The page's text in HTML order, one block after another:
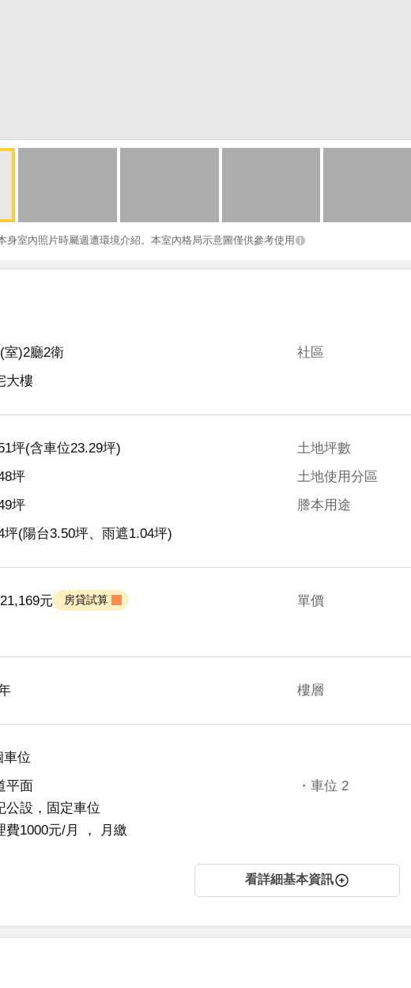
身室內照片時屬週遭環境介紹。本室內格局示意圖僅供參考使用
室)2廳2衛
大樓
社區
坪(含車位23.29坪)
坪
坪
坪(陽台3.50坪、雨遮1.04坪)
土地坪數
土地使用分區
謄本用途
元 房貸試算 單價
樓層
車位
平面
公設，固定車位
費1000元/月
， 月繳
・車位 2
看詳細基本資訊